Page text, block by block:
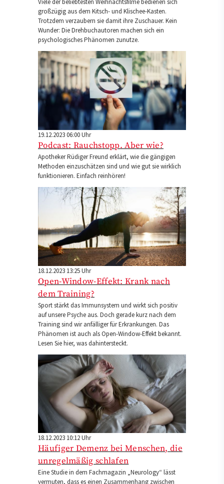
großzügig aus dem Kitsch- und Klischee-Kasten.
Trotzdem verzaubern sie damit ihre Zuschauer. Kein
Wunder: Die Drehbuchautoren machen sich ein
psychologisches Phänomen zunutze.
19.12.2023 06:00 Uhr
Podcast: Rauchstopp. Aber wie?
Apotheker Rüdiger Freund erklärt, wie die gängigen
Methoden einzuschätzen sind und wie gut sie wirklich
funktionieren. Einfach reinhören!
18.12.2023 13:25 Uhr
Open-Window-Effekt: Krank nach
dem Training?
Sport stärkt das Immunsystem und wirkt sich positiv
auf unsere Psyche aus. Doch gerade kurz nach dem
Training sind wir anfälliger für Erkrankungen. Das
Phänomen ist auch als Open-Window-Effekt bekannt.
Lesen Sie hier, was dahintersteckt.
18.12.2023 10:12 Uhr
Häufiger Demenz bei Menschen, die
unregelmäßig schlafen
Eine Studie in dem Fachmagazin „Neurology“ lässt
vermuten, dass es einen Zusammenhang zwischen